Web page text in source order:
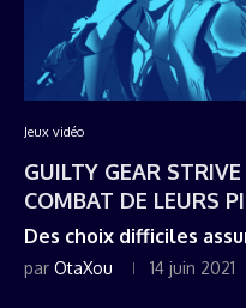
Jeux vidéo
GUILTY GEAR
COMBAT DE LEURS
Des choix difficiles
par OtaXou 14 juin 2021